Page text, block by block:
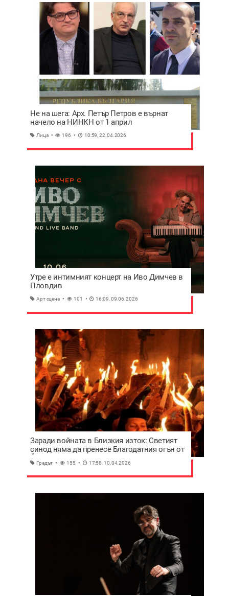
Не на шега: Арх. Петър Петров е върнат
начело на НИНКН от 1 април
Лица 196 10:59, 22.04.2026
Утре е интимният концерт на Иво Димчев в
Пловдив
Арт сцена 101 16:09, 09.06.2026
Заради войната в Близкия изток: Светият
синод няма да пренесе Благодатния огън от
Градът 155 17:58, 10.04.2026